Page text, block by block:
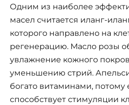
Одним из наиболее
масел считается иланг-
которого направлено на
регенерацию. Масло розы
увлажнение кожного
уменьшению стрий.
богато витаминами,
способствует стимуляции